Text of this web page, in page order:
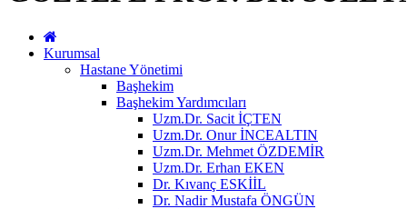
Kurumsal
Hastane Yönetimi
Başhekim
Başhekim Yardımcıları
Uzm.Dr. Sacit İÇTEN
Uzm.Dr. Onur İNCEALTIN
Uzm.Dr. Mehmet ÖZDEMİR
Uzm.Dr. Erhan EKEN
Dr. Kıvanç ESKİİL
Dr. Nadir Mustafa ÖNGÜN